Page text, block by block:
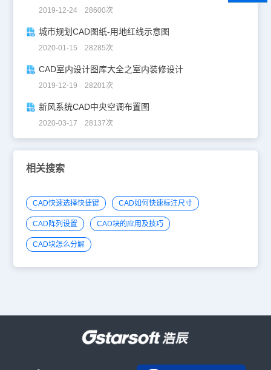
2019-12-24 28600次
城市规划CAD图纸-用地红线示意图
2020-01-15 28285次
CAD室内设计图库大全之室内装修设计
2019-12-19 28201次
新风系统CAD中央空调布置图
2020-03-17 28137次
相关搜索
CAD快速选择快捷键 CAD如何快速标注尺寸
CAD阵列设置 CAD块的应用及技巧
CAD块怎么分解